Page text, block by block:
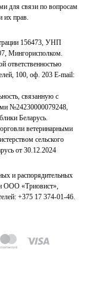
для связи по вопросам
их прав.
156473, УНП
Мингорисполком.
ответственностью
100, оф. 203 E-mail:
связанную с
№24230000079248,
Беларусь.
ветеринарными
сельского
от 30.12.2024
и распорядительных
ООО «Триовист»,
+375 17 374-01-46.